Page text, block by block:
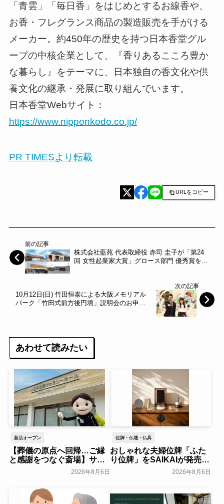
「青雲」「毎日香」をはじめとするお線香や、
お香・フレグランス商品の製造販売を手がける
メーカー。約450年の歴史を持つ日本香堂グル
ープの中核企業として、『香りあるこころ豊か
な暮らし』をテーマに、日本独自の香文化や供
養文化の継承・発展に取り組んでいます。
日本香堂Webサイト：
https://www.nipponkodo.co.jp/
PR TIMESより転載
URLをコピー
前の記事
株式会社藍苑 代表取締役 赤司 圭子が「第24
回 女性起業家大賞」グロース部門 優秀賞を受
次の記事
10月12日(日) 竹田恒泰による大阪メモリアル
パーク「竹田式前方後円墳」説明会のお申し
あわせて読みたい
新店オープン
【葬儀の原点へ回帰…ご縁
と感謝をつなぐ斎場】サ
ン・ライフ、「八王子北野
ファミリーホール」を2026
年8月オープン～サン・ライ
フホールディング～
一般公開
2026年8月6日
位牌・仏壇・仏具
おしゃれな夫婦位牌「ふた
り位牌」をSAIKAIが発売～
2026年8月6日